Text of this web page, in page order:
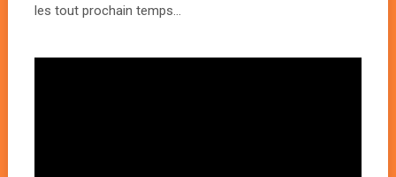
les tout prochain temps…